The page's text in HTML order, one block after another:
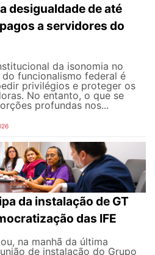
desigualdade de até
a servidores do
da isonomia no
funcionalismo federal é
privilégios e proteger os
No entanto, o que se
profundas nos...
da instalação de GT
das IFE
na manhã da última
de instalação do Grupo